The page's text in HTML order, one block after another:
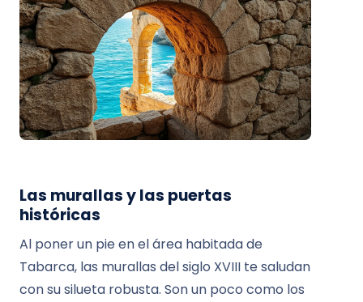
Las murallas y las puertas
históricas
Al poner un pie en el área habitada de
Tabarca, las murallas del siglo XVIII te saludan
con su silueta robusta. Son un poco como los